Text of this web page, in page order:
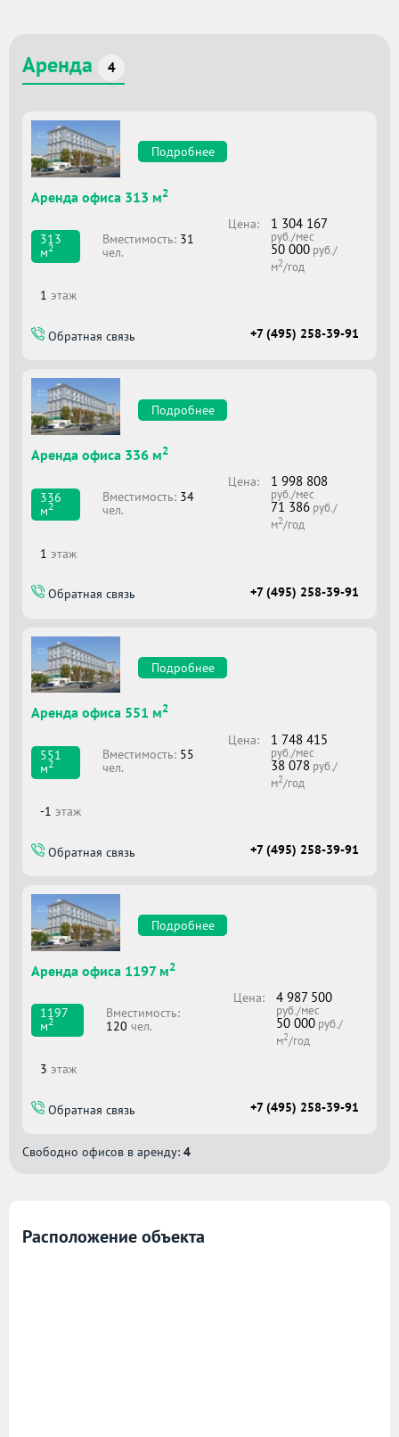
Аренда 4
Подробнее
Аренда офиса 313 м2
313
м2
Вместимоcть: 31
чел.
Цена: 1 304 167
руб./мес
50 000руб./
м2/год
1 этаж
Обратная связь +7 (495) 258-39-91
Подробнее
Аренда офиса 336 м2
336
м2
Вместимоcть: 34
чел.
Цена: 1 998 808
руб./мес
71 386руб./
м2/год
1 этаж
Обратная связь +7 (495) 258-39-91
Подробнее
Аренда офиса 551 м2
551
м2
Вместимоcть: 55
чел.
Цена: 1 748 415
руб./мес
38 078 руб./
м2/год
-1 этаж
Обратная связь +7 (495) 258-39-91
Подробнее
Аренда офиса 1197 м2
1197
м2
Вместимоcть:
120 чел.
Цена: 4 987 500
руб./мес
50 000руб./
м2/год
3 этаж
Обратная связь +7 (495) 258-39-91
Свободно офисов в аренду: 4
Расположение объекта